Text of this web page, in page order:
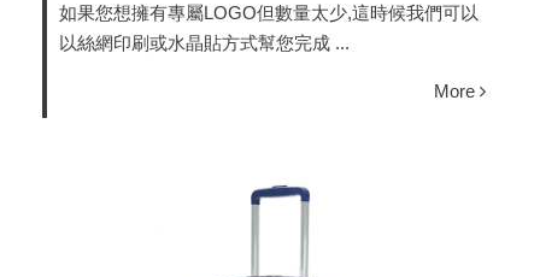
如果您想擁有專屬LOGO但數量太少,這時候我們可以
以絲網印刷或水晶貼方式幫您完成 ...
More